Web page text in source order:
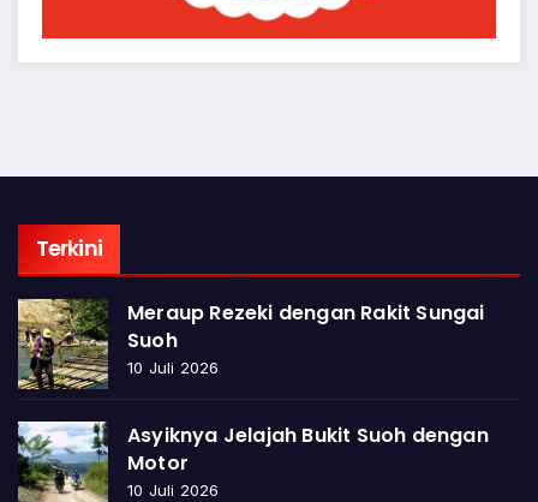
Terkini
Meraup Rezeki dengan Rakit Sungai
Suoh
10 Juli 2026
Asyiknya Jelajah Bukit Suoh dengan
Motor
10 Juli 2026